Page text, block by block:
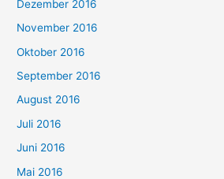
Dezember 2016
November 2016
Oktober 2016
September 2016
August 2016
Juli 2016
Juni 2016
Mai 2016